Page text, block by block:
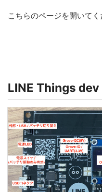
こちらのページを開いてく
LINE Things